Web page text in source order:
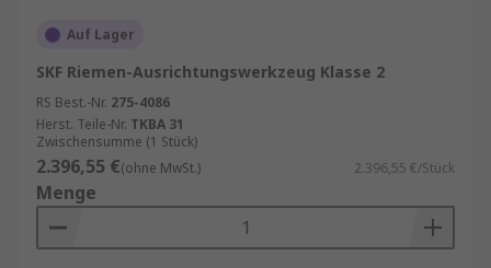
Auf Lager
SKF Riemen-Ausrichtungswerkzeug Klasse 2
RS Best.-Nr. 275-4086
Herst. Teile-Nr. TKBA 31
Zwischensumme (1 Stück)
2.396,55 €(ohne MwSt.) 2.396,55 €/Stück
Menge